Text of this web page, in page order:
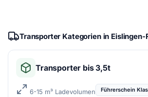
Transporter Kategorien in Eislingen-
Transporter bis 3,5t
6-15 m³ Ladevolumen Führerschein